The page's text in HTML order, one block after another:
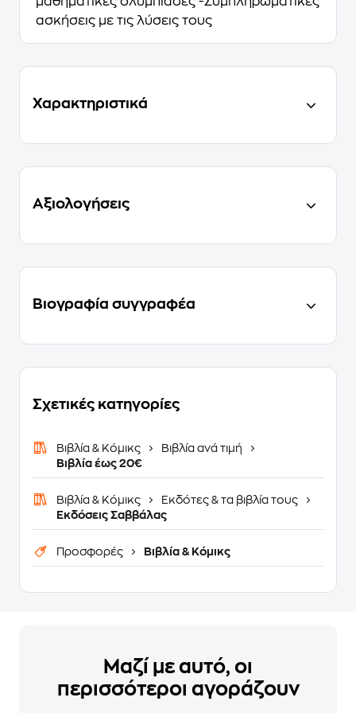
ασκήσεις με τις λύσεις τους
Χαρακτηριστικά
Αξιολογήσεις
Βιογραφία συγγραφέα
Σχετικές κατηγορίες
Βιβλία & Κόμικς
Βιβλία ανά τιμή
Βιβλία έως 20€
Βιβλία & Κόμικς
Εκδότες & τα βιβλία τους
Εκδόσεις Σαββάλας
Προσφορές Βιβλία & Κόμικς
Μαζί με αυτό, οι
περισσότεροι αγοράζουν